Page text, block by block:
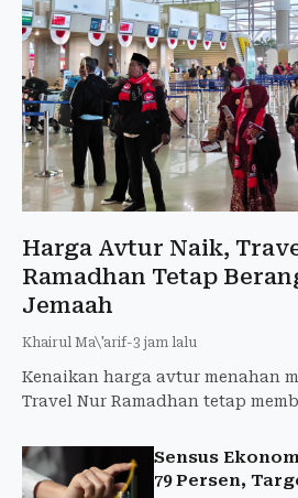
Harga Avtur Naik,
Ramadhan Tetap
Jemaah
Khairul Ma\'arif-3 jam lalu
Kenaikan harga avtur menahan
Travel Nur Ramadhan tetap
Sensus
79 Persen,